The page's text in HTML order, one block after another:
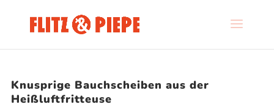
Knusprige Bauchscheiben aus der
Heißluftfritteuse